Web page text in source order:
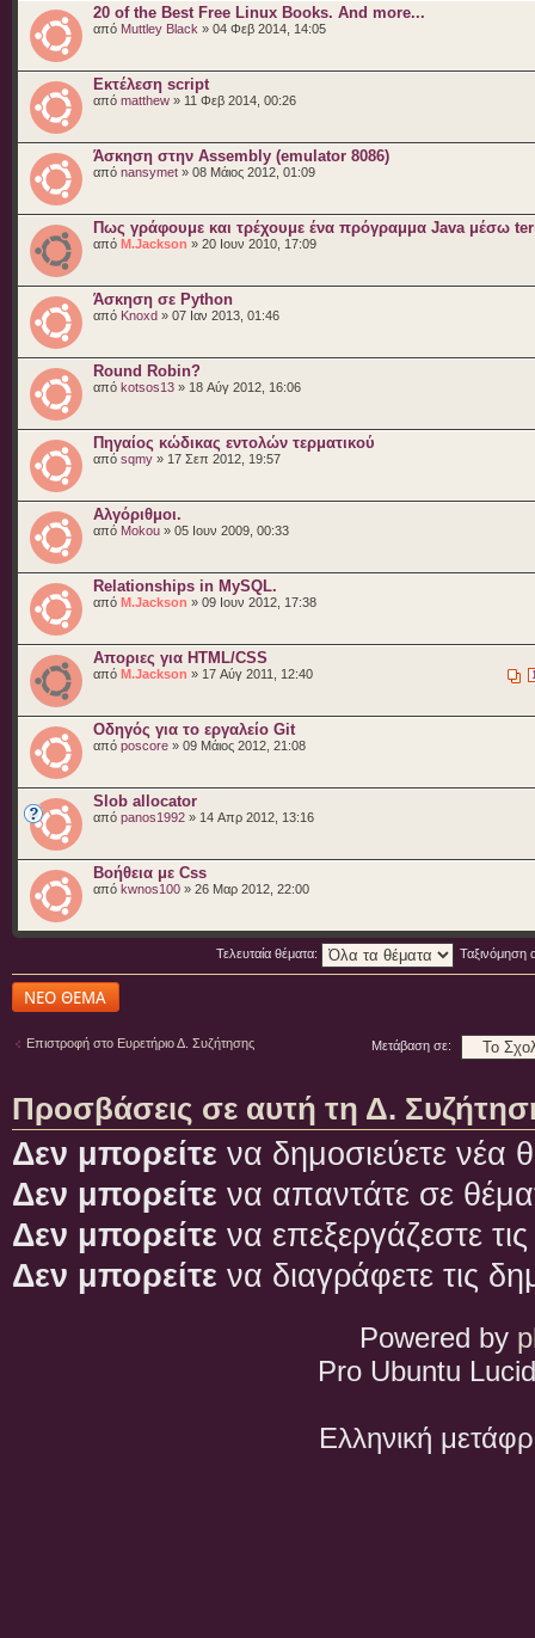
20 of the Best Free Linux Books. And more...
από Muttley Black » 04 Φεβ 2014, 14:05
Εκτέλεση script
από matthew » 11 Φεβ 2014, 00:26
Άσκηση στην Assembly (emulator 8086)
από nansymet » 08 Μάιος 2012, 01:09
Πως γράφουμε και τρέχουμε ένα πρόγραμμα Java μέσω
από M.Jackson » 20 Ιουν 2010, 17:09
Άσκηση σε Python
από Knoxd » 07 Ιαν 2013, 01:46
Round Robin?
από kotsos13 » 18 Αύγ 2012, 16:06
Πηγαίος κώδικας εντολών τερματικού
από sqmy » 17 Σεπ 2012, 19:57
Αλγόριθμοι.
από Mokou » 05 Ιουν 2009, 00:33
Relationships in MySQL.
από M.Jackson » 09 Ιουν 2012, 17:38
Αποριες για HTML/CSS
από M.Jackson » 17 Αύγ 2011, 12:40
Οδηγός για το εργαλείο Git
από poscore » 09 Μάιος 2012, 21:08
Slob allocator
από panos1992 » 14 Απρ 2012, 13:16
Βοήθεια με Css
από kwnos100 » 26 Μαρ 2012, 22:00
Τελευταία θέματα: Ταξινόμηση
Δημιουργία νέου
θέματος
Επιστροφή στο Ευρετήριο Δ. Συζήτησης Μετάβαση σε:
Προσβάσεις σε αυτή τη Δ.
Δεν μπορείτε να δημοσιεύετε νέα
Δεν μπορείτε να απαντάτε σε
Δεν μπορείτε να επεξεργάζεστε
Δεν μπορείτε να διαγράφετε τις
Powered by
Pro Ubuntu
Ελληνική